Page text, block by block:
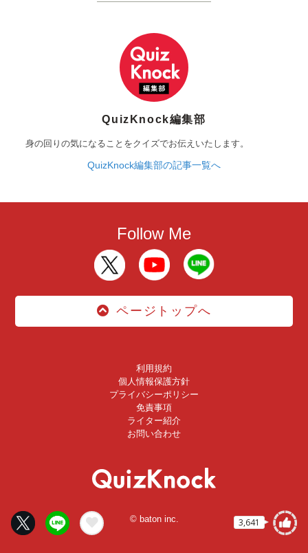
3,641
QuizKnock編集部
身の回りの気になることをクイズでお伝えいたします。
QuizKnock編集部の記事一覧へ
Follow Me
ページトップへ
利用規約
個人情報保護方針
プライバシーポリシー
免責事項
ライター紹介
お問い合わせ
© baton inc.